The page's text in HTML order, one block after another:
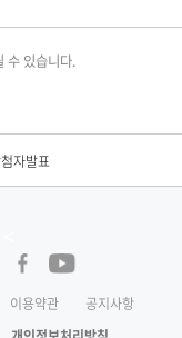
수 있습니다.
단안내
자발표​
트 당첨자 발표
자 발표
타그램페이스북유튜브
이용약관
공지사항